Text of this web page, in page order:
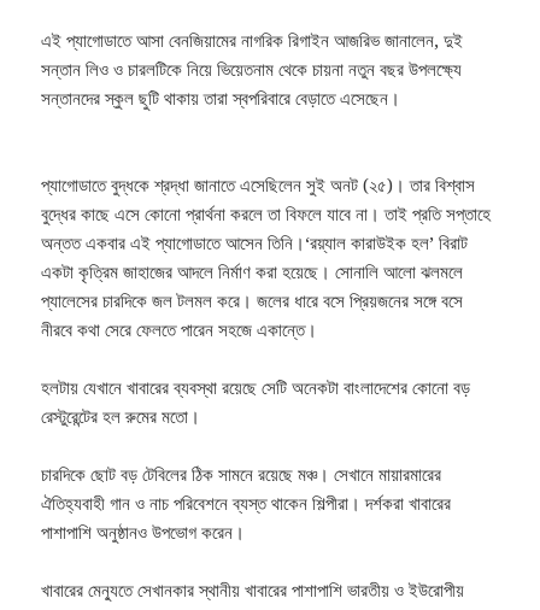
এই প্যাগোডাতে আসা বেনজিয়ামের নাগরিক রিগাইন আজরিভ জানালেন, দুই
সন্তান লিও ও চারলটিকে নিয়ে ভিয়েতনাম থেকে চায়না নতুন বছর উপলক্ষ্যে
সন্তানদের স্কুল ছুটি থাকায় তারা স্বপরিবারে বেড়াতে এসেছেন।
প্যাগোডাতে বুদ্ধকে শ্রদ্ধা জানাতে এসেছিলেন সুই অনট (২৫)। তার বিশ্বাস
বুদ্ধের কাছে এসে কোনো প্রার্থনা করলে তা বিফলে যাবে না। তাই প্রতি সপ্তাহে
অন্তত একবার এই প্যাগোডাতে আসেন তিনি। ‘রয়্যাল কারাউইক হল’ বিরাট
একটা কৃত্রিম জাহাজের আদলে নির্মাণ করা হয়েছে। সোনালি আলো ঝলমলে
প্যালেসের চারদিকে জল টলমল করে। জলের ধারে বসে প্রিয়জনের সঙ্গে বসে
নীরবে কথা সেরে ফেলতে পারেন সহজে একান্তে।
হলটায় যেখানে খাবারের ব্যবস্থা রয়েছে সেটি অনেকটা বাংলাদেশের কোনো বড়
রেস্টুরেন্টের হল রুমের মতো।
চারদিকে ছোট বড় টেবিলের ঠিক সামনে রয়েছে মঞ্চ। সেখানে মায়ারমারের
ঐতিহ্যবাহী গান ও নাচ পরিবেশনে ব্যস্ত থাকেন শিল্পীরা। দর্শকরা খাবারের
পাশাপাশি অনুষ্ঠানও উপভোগ করেন।
খাবারের মেন্যুতে সেখানকার স্থানীয় খাবারের পাশাপাশি ভারতীয় ও ইউরোপীয়